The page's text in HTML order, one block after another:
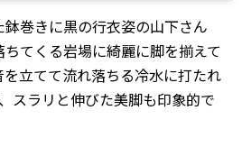
巻きに黒の行衣姿の山下さん
てくる岩場に綺麗に脚を揃えて
立てて流れ落ちる冷水に打たれ
スラリと伸びた美脚も印象的で